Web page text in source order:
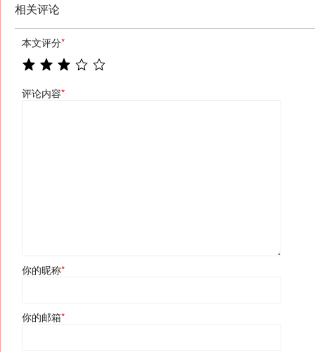
相关评论
本文评分*
评论内容*
你的昵称*
你的邮箱*